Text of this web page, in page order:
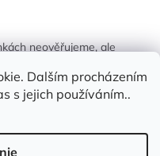
Dalším procházením
s jejich používáním..
neověřujeme, ale